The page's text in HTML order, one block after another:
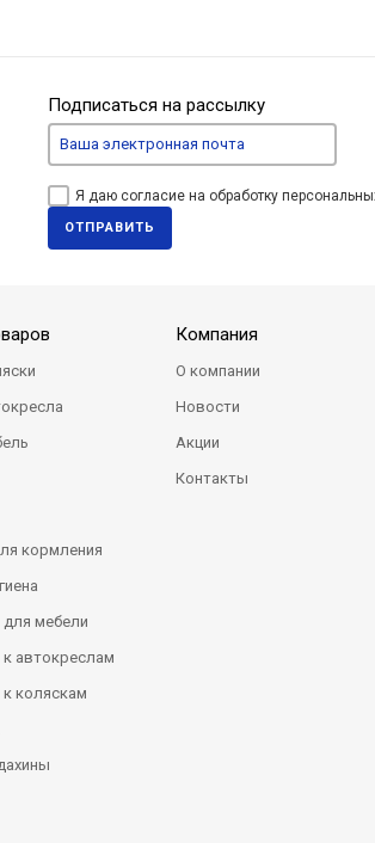
Подписаться на рассылку
Я даю согласие на обработку
ОТПРАВИТЬ
кормления
мебели
автокреслам
коляскам
Компания
О компании
Новости
Акции
Контакты